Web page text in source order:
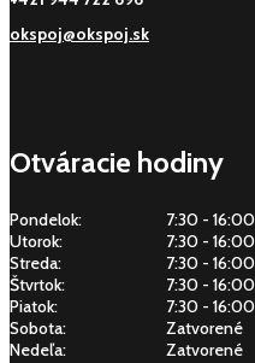
okspoj@okspoj.sk
Otváracie hodiny
Pondelok:
7:30 - 16:00
Utorok:
7:30 - 16:00
Streda:
7:30 - 16:00
Štvrtok:
7:30 - 16:00
Piatok:
7:30 - 16:00
Sobota:
Zatvorené
Nedeľa:
Zatvorené